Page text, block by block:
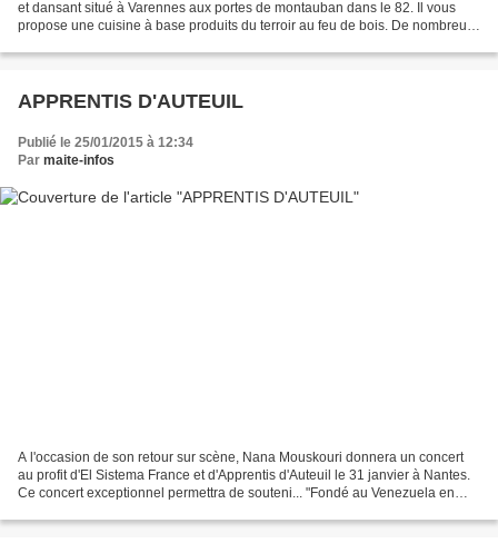
et dansant situé à Varennes aux portes de montauban dans le 82. Il vous
propose une cuisine à base produits du terroir au feu de bois. De nombreux
APPRENTIS D'AUTEUIL
Publié le 25/01/2015 à 12:34
Par maite-infos
A l'occasion de son retour sur scène, Nana Mouskouri donnera un concert
au profit d'El Sistema France et d'Apprentis d'Auteuil le 31 janvier à Nantes.
Ce concert exceptionnel permettra de souteni... "Fondé au Venezuela en